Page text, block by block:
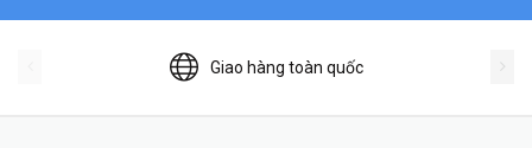
Giao hàng toàn quốc